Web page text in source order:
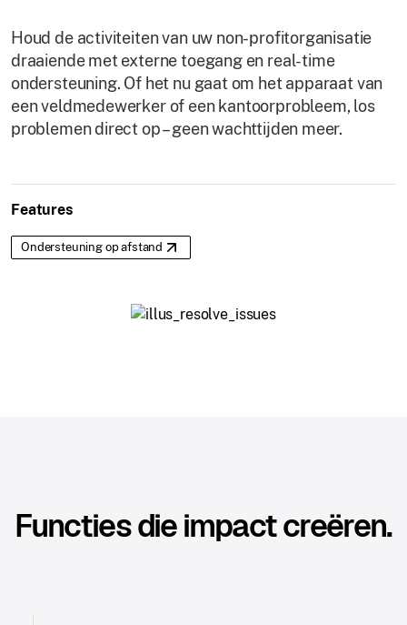
Houd de activiteiten van uw non-profitorganisatie
draaiende met externe toegang en real-time
ondersteuning. Of het nu gaat om het apparaat van
een veldmedewerker of een kantoorprobleem, los
problemen direct op – geen wachttijden meer.
Features
Ondersteuning op afstand
Functies die impact creëren.